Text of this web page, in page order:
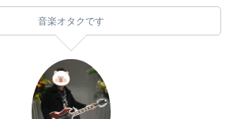
音楽オタクです